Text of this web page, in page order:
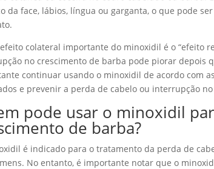
da face, lábios, língua ou garganta, o que pode
colateral importante do minoxidil é o “efeito
no crescimento de barba pode piorar depois
continuar usando o minoxidil de acordo com
e prevenir a perda de cabelo ou interrupção
pode usar o minoxidil
de barba?
é indicado para o tratamento da perda de
No entanto, é importante notar que o